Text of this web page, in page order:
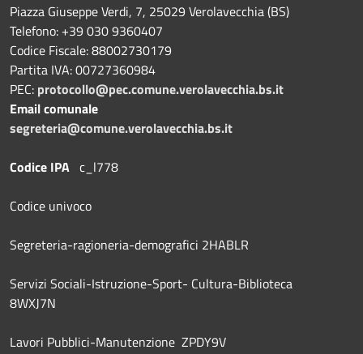
Piazza Giuseppe Verdi, 7, 25029 Verolavecchia (BS)
Telefono: +39 030 9360407
Codice Fiscale: 88002730179
Partita IVA: 00727360984
PEC: protocollo@pec.comune.verolavecchia.bs.it
Email comunale
segreteria@comune.verolavecchia.bs.it
Codice IPA c_l778
Codice univoco
Segreteria-ragioneria-demografici 2HABLR
Servizi Sociali-Istruzione-Sport- Cultura-Biblioteca
8WXJ7N
Lavori Pubblici-Manutenzione ZPDY9V